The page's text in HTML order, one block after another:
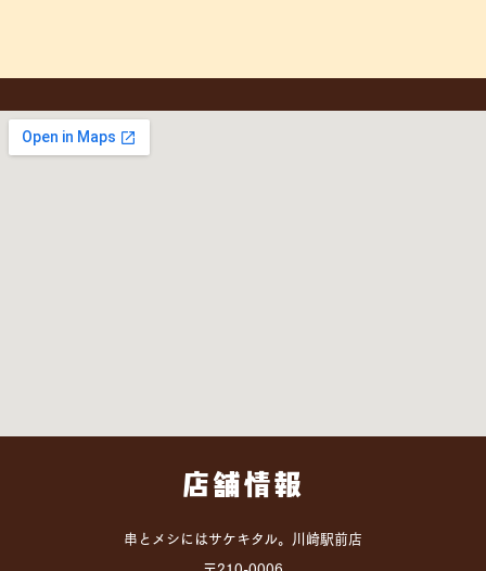
店舗情報
串とメシにはサケキタル。川崎駅前店